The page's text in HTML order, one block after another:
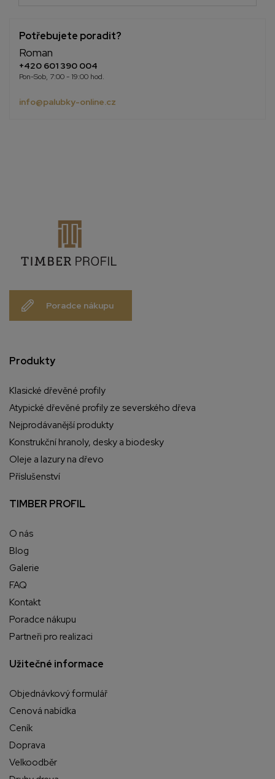
Potřebujete poradit?
Roman
+420 601 390 004
Pon-Sob, 7:00 - 19:00 hod.
info@palubky-online.cz
Poradce nákupu
Produkty
Klasické dřevěné profily
Atypické dřevěné profily ze severského dřeva
Nejprodávanější produkty
Konstrukční hranoly, desky a biodesky
Oleje a lazury na dřevo
Příslušenství
TIMBER PROFIL
O nás
Blog
Galerie
FAQ
Kontakt
Poradce nákupu
Partneři pro realizaci
Užitečné informace
Objednávkový formulář
Cenová nabídka
Ceník
Doprava
Velkoodběr